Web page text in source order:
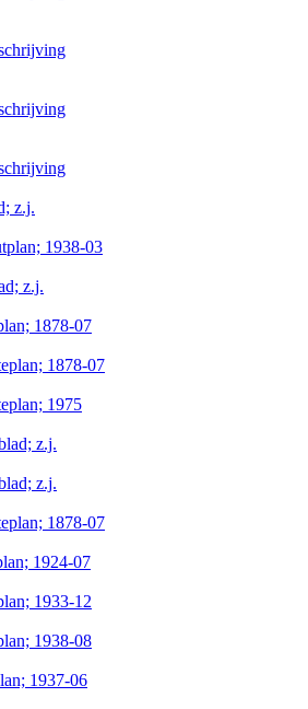
z.j.
1938-03
z.j.
1878-07
1878-07
1975
z.j.
z.j.
1878-07
1924-07
1933-12
1938-08
1937-06